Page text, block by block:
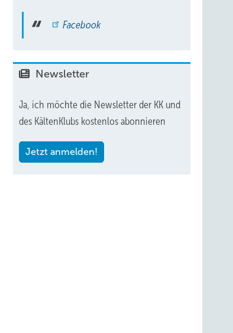
Facebook
Newsletter
Ja, ich möchte die Newsletter der KK und
des KältenKlubs kostenlos abonnieren
Jetzt anmelden!